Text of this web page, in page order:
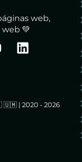
web,
💚
| 2020 - 2026